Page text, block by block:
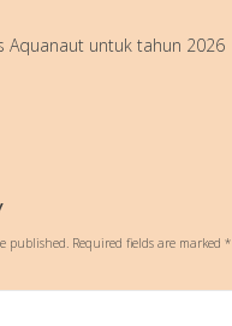
Aquanaut untuk tahun 2026
published. Required fields are marked *